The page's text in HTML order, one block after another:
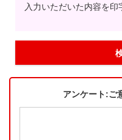
入力いただいた内容を印
アンケート:ご